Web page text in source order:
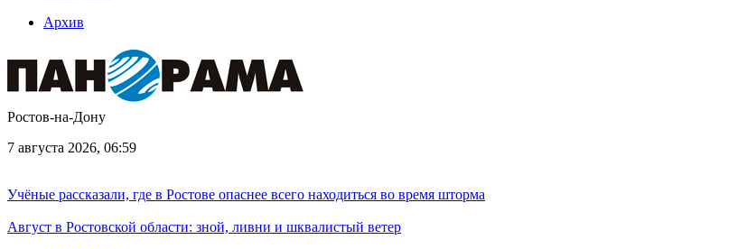
Архив
Ростов-на-Дону
7 августа 2026, 06:59
Учёные рассказали, где в Ростове опаснее всего находиться во время шторма
Август в Ростовской области: зной, ливни и шквалистый ветер